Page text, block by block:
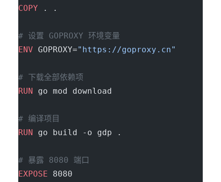
COPY . .
# 设置 GOPROXY 环境变量
ENV GOPROXY="https://goproxy.cn"
# 下载全部依赖项
RUN go mod download
# 编译项目
RUN go build -o gdp .
# 暴露 8080 端口
EXPOSE 8080